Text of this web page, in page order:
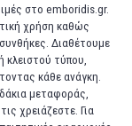
στο emboridis.gr.
χρήση καθώς
Διαθέτουμε
κλειστού τύπου,
κάθε ανάγκη.
μεταφοράς,
χρειάζεστε. Για